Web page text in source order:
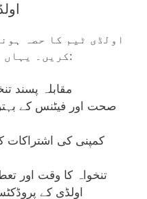
اولڈی ٹیم کا حصہ
کریں۔ یہاں آپ کو کچھ فوائد ملتے ہیں:
مقابلہ پسند
صحت اور فیٹنس کے
کمپنی کی اشتراکات
تنخواہ کا وقت اور
اولڈی کے